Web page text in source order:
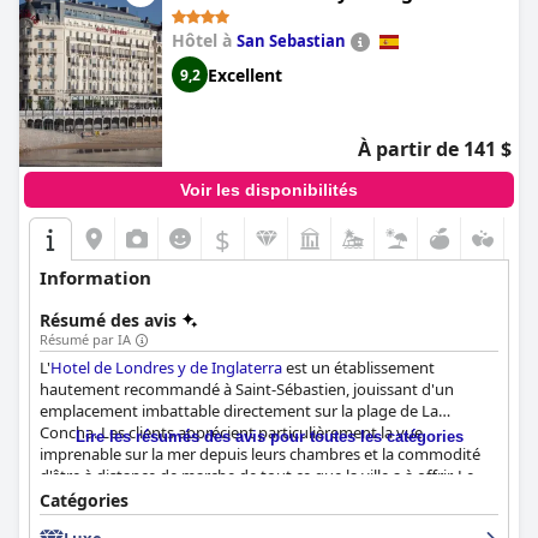
hautement recommandée pour les voyageurs à la recherche
d'un séjour magique, immergé dans l'histoire et la beauté.
une expérience inoubliable.
Hôtel à San Sebastian
9,2 Excellent
À partir de 141 $
Voir les disponibilités
$
Information
Résumé des avis
Résumé par IA
L'Hotel de Londres y de Inglaterraest un établissement
hautement recommandé à Saint-Sébastien, jouissant d'un
emplacement imbattable directement sur la plage de La
Concha. Les clients apprécient particulièrement la vue
imprenable sur la mer depuis leurs chambres et la commodité
d'être à distance de marche de tout ce que la ville a à offrir. Le
décor élégant et raffiné de l'hôtel est salué par les clients, mais
c'est l'emplacement qui se distingue le plus. Le petit-déjeuner à
Lire les résumés des avis pour toutes les catégories
Catégories